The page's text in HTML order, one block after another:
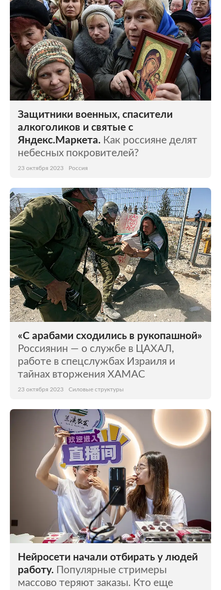
Защитники военных, спасители
алкоголиков и святые с
Яндекс.Маркета. Как россияне делят
небесных покровителей?
23 октября 2023 Россия
«С арабами сходились в рукопашной»
Россиянин — о службе в ЦАХАЛ,
работе в спецслужбах Израиля и
тайнах вторжения ХАМАС
23 октября 2023 Силовые структуры
Нейросети начали отбирать у людей
работу. Популярные стримеры
массово теряют заказы. Кто еще